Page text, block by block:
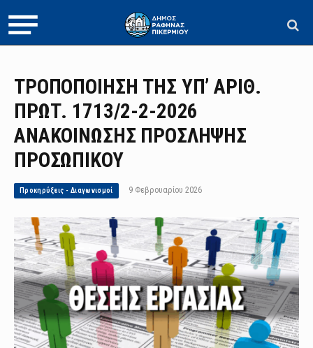
ΤΡΟΠΟΠΟΙΗΣΗ ΤΗΣ ΥΠ’ ΑΡΙΘ.
ΠΡΩΤ. 1713/2-2-2026
ΑΝΑΚΟΙΝΩΣΗΣ ΠΡΟΣΛΗΨΗΣ
ΠΡΟΣΩΠΙΚΟΥ
Προκηρύξεις - Διαγωνισμοί 9 Φεβρουαρίου 2026